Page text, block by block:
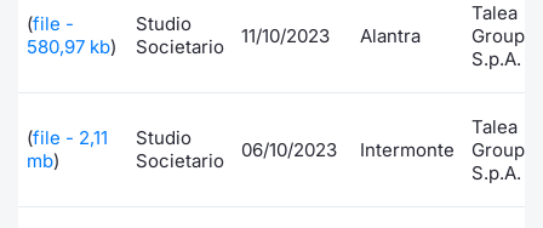
(file -
580,97 kb)
Studio
Societario
11/10/2023 Alantra
Talea
Group
S.p.A.
(file - 2,11
mb)
Studio
Societario
06/10/2023 Intermonte
Talea
Group
S.p.A.